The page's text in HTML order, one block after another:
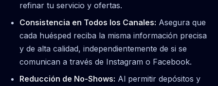
refinar tu servicio y ofertas.
Consistencia en Todos los Canales: Asegura que
cada huésped reciba la misma información precisa
y de alta calidad, independientemente de si se
comunican a través de Instagram o Facebook.
Reducción de No-Shows: Al permitir depósitos y